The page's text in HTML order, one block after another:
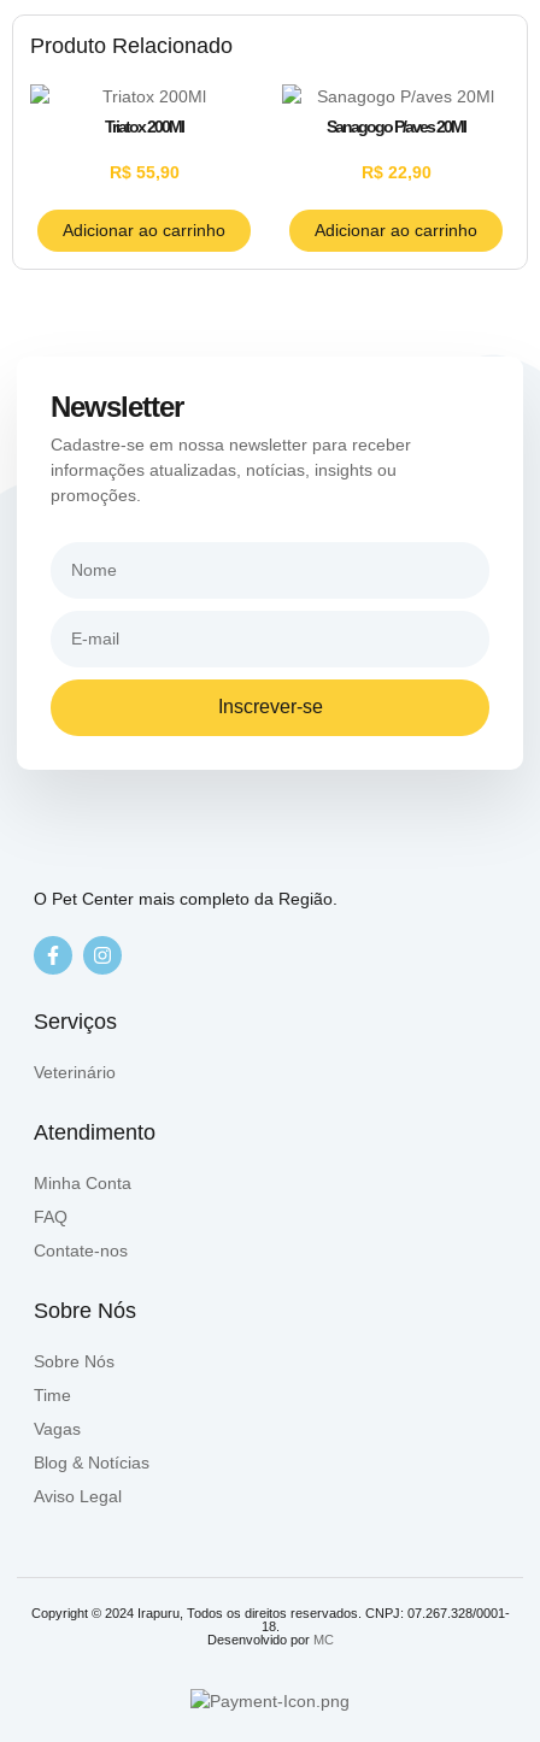
Produto Relacionado
Triatox 200Ml
R$55,90
Adicionar ao carrinho
Sanagogo P/aves 20Ml
R$22,90
Adicionar ao carrinho
Newsletter
Cadastre-se em nossa newsletter para receber
informações atualizadas, notícias, insights ou
promoções.
Inscrever-se
O Pet Center mais completo da Região.
Serviços
Veterinário
Atendimento
Minha Conta
FAQ
Contate-nos
Sobre Nós
Sobre Nós
Time
Vagas
Blog & Notícias
Aviso Legal
Copyright © 2024 Irapuru, Todos os direitos reservados. CNPJ: 07.267.328/0001-
18.
Desenvolvido por MC